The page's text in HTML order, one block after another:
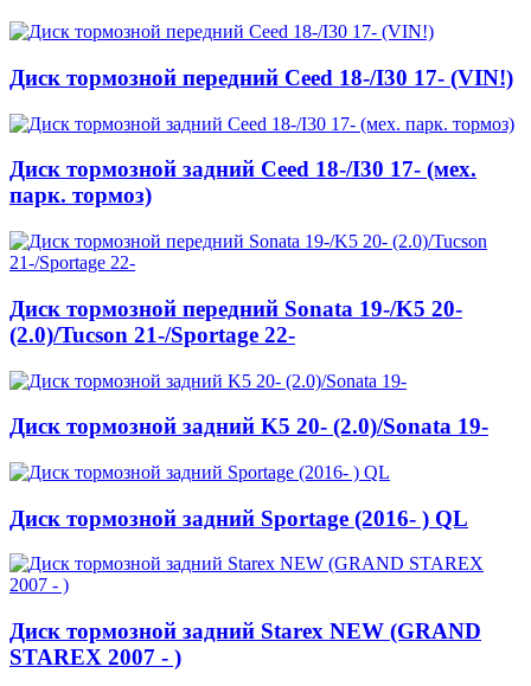
Диск тормозной передний Ceed 18-/I30 17- (VIN!)
Диск тормозной задний Ceed 18-/I30 17- (мех.
парк. тормоз)
Диск тормозной передний Sonata 19-/K5 20-
(2.0)/Tucson 21-/Sportage 22-
Диск тормозной задний K5 20- (2.0)/Sonata 19-
Диск тормозной задний Sportage (2016- ) QL
Диск тормозной задний Starex NEW (GRAND
STAREX 2007 - )